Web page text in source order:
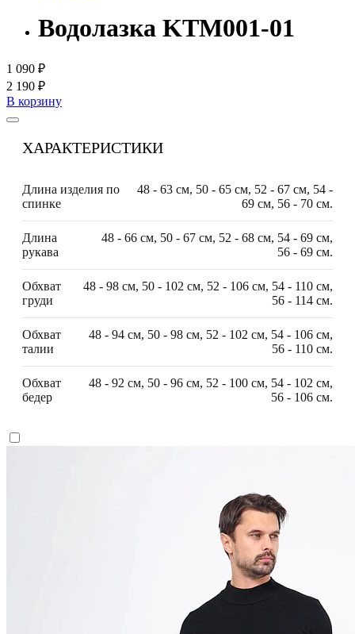
Водолазка KTM001-01
1 090 ₽
2 190 ₽
В корзину
ХАРАКТЕРИСТИКИ
Длина изделия по
спинке
48 - 63 см, 50 - 65 см, 52 - 67 см, 54 -
69 см, 56 - 70 см.
Длина
рукава
48 - 66 см, 50 - 67 см, 52 - 68 см, 54 - 69 см,
56 - 69 см.
Обхват
груди
48 - 98 см, 50 - 102 см, 52 - 106 см, 54 - 110 см,
56 - 114 см.
Обхват
талии
48 - 94 см, 50 - 98 см, 52 - 102 см, 54 - 106 см,
56 - 110 см.
Обхват
бедер
48 - 92 см, 50 - 96 см, 52 - 100 см, 54 - 102 см,
56 - 106 см.